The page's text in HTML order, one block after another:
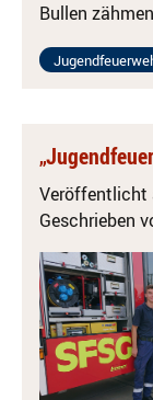
Bullen
Veröffentlicht
Geschrieben